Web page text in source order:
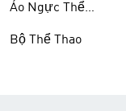
Áo Ngực Thể
Bộ Thể Thao